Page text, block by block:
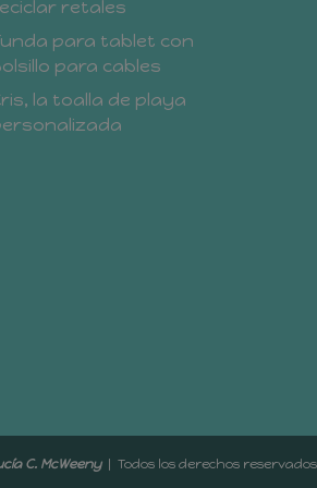
retales
para tablet con
para cables
la toalla de playa
C. McWeeny | Todos los